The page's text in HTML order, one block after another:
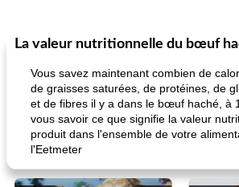
La valeur nutritionnelle du bœuf
Vous savez maintenant combien de
de graisses saturées, de protéines, de
et de fibres il y a dans le bœuf haché, à
vous savoir ce que signifie la valeur
produit dans l'ensemble de votre
l'Eetmeter